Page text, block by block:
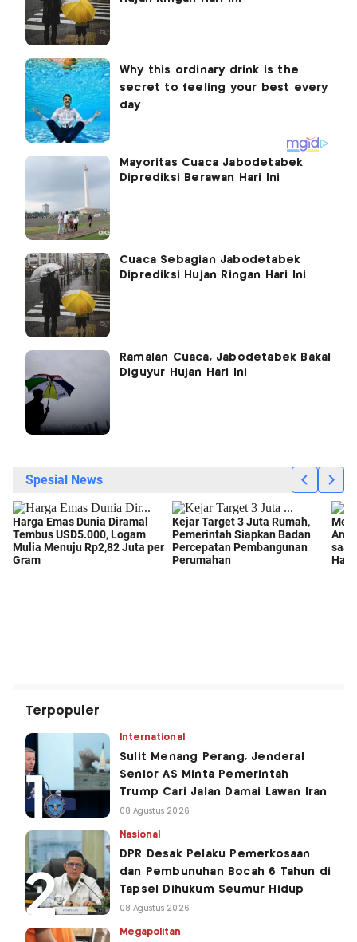
Mayoritas Cuaca Jabodetabek
Diprediksi Berawan Hari Ini
Cuaca Sebagian Jabodetabek
Diprediksi Hujan Ringan Hari Ini
Ramalan Cuaca, Jabodetabek Bakal
Diguyur Hujan Hari Ini
Terpopuler
International
Sulit Menang Perang, Jenderal
Senior AS Minta Pemerintah
Trump Cari Jalan Damai Lawan Iran
08 Agustus 2026
Nasional
DPR Desak Pelaku Pemerkosaan
dan Pembunuhan Bocah 6 Tahun di
Tapsel Dihukum Seumur Hidup
08 Agustus 2026
Megapolitan